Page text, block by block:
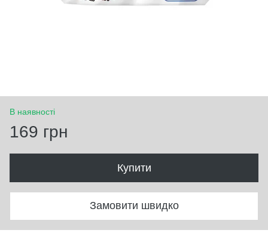
В наявності
169 грн
Купити
Замовити швидко